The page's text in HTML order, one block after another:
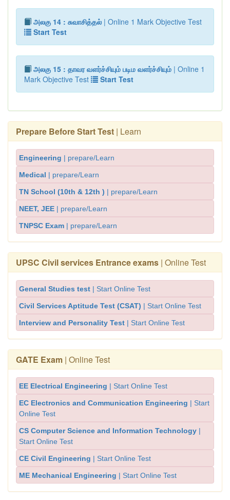
அலகு 14 : சுவாசித்தல் | Online 1 Mark Objective Test
Start Test
அலகு 15 : தாவர வளர்ச்சியும் படிம வளர்ச்சியும் | Online 1
Mark Objective Test
Start Test
Prepare Before Start Test | Learn
Engineering | prepare/Learn
Medical | prepare/Learn
TN School (10th & 12th ) | prepare/Learn
NEET, JEE | prepare/Learn
TNPSC Exam | prepare/Learn
UPSC Civil services Entrance exams | Online Test
General Studies test | Start Online Test
Civil Services Aptitude Test (CSAT) | Start Online Test
Interview and Personality Test | Start Online Test
GATE Exam | Online Test
EE Electrical Engineering | Start Online Test
EC Electronics and Communication Engineering | Start
Online Test
CS Computer Science and Information Technology |
Start Online Test
CE Civil Engineering | Start Online Test
ME Mechanical Engineering | Start Online Test